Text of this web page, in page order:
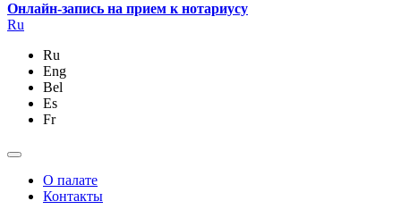
Онлайн-запись на прием к нотариусу
Ru
Ru
Eng
Bel
Es
Fr
О палате
Контакты